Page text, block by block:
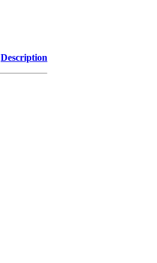
Description